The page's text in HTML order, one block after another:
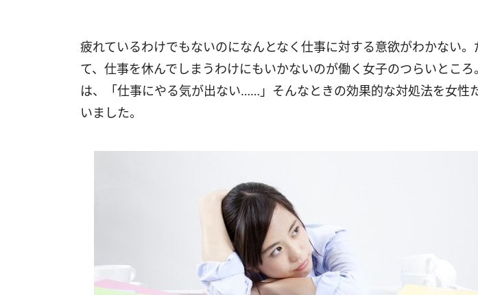
疲れているわけでもないのになんとなく仕事に対する意欲がわかない。
て、仕事を休んでしまうわけにもいかないのが働く女子のつらいとこ
は、「仕事にやる気が出ない……」そんなときの効果的な対処法を女性
いました。